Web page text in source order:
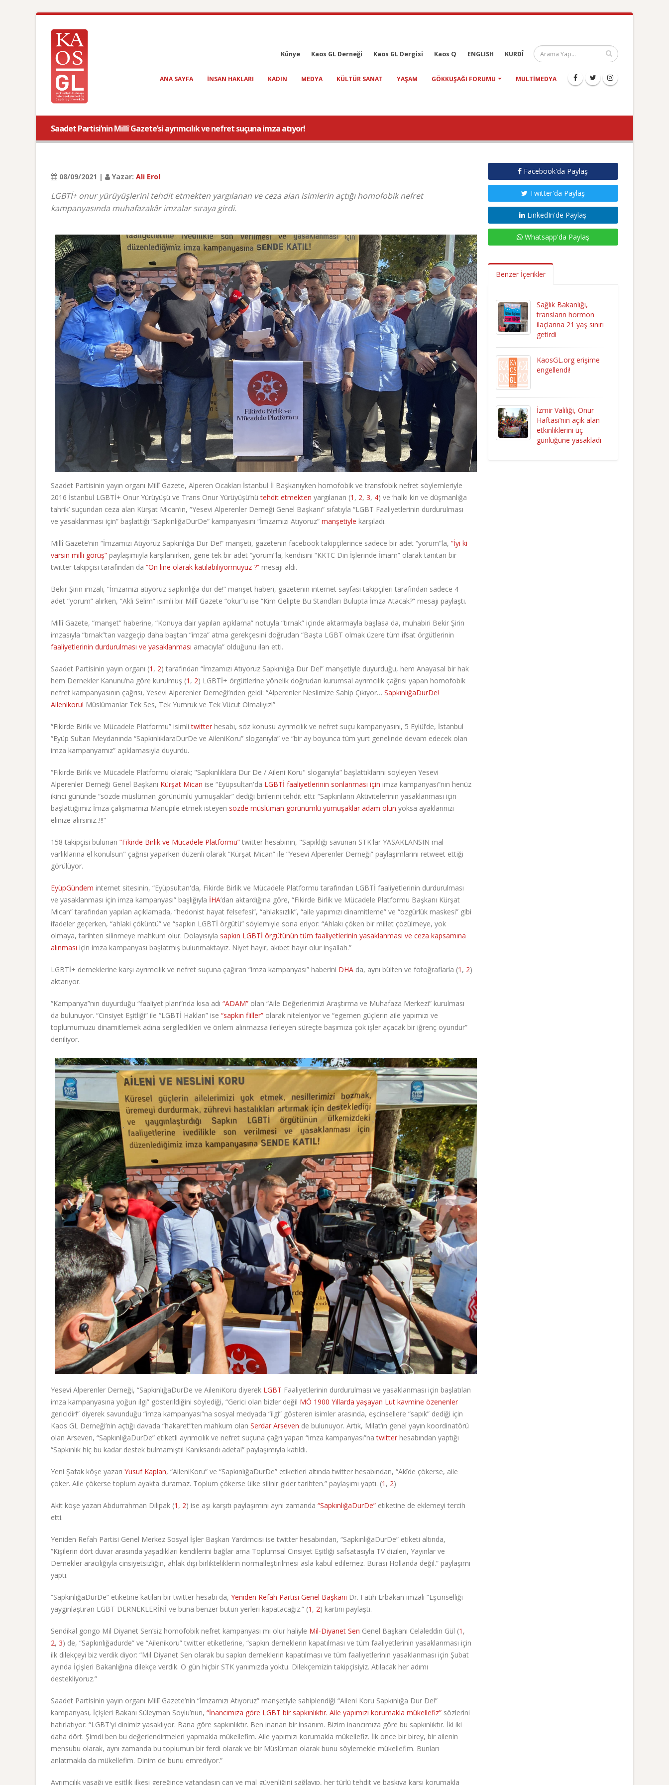
Künye Kaos GL Derneği Kaos GL Dergisi Kaos Q ENGLISH KURDÎ
ANA SAYFA INSAN HAKLARI KADIN MEDYA KÜLTÜR SANAT YAŞAM GÖKKUŞAĞI FORUMU MULTIMEDYA
Saadet Partisi’nin Millî Gazete’si ayrımcılık ve nefret suçuna imza atıyor!
08/09/2021 | Yazar: Ali Erol
LGBTİ+ onur yürüyüşlerini tehdit etmekten yargılanan ve ceza alan isimlerin açtığı homofobik nefret
kampanyasında muhafazakâr imzalar sıraya girdi.
Saadet Partisinin yayın organı Millî Gazete, Alperen Ocakları İstanbul İl Başkanıyken homofobik ve transfobik nefret söylemleriyle
2016 İstanbul LGBTİ+ Onur Yürüyüşü ve Trans Onur Yürüyüşü’nütehdit etmekten yargılanan (1 , 2, 3, 4) ve ‘halkı kin ve düşmanlığa
tahrik’ suçundan ceza alan Kürşat Mican’ın, “Yesevi Alperenler Derneği Genel Başkanı” sıfatıyla “LGBT Faaliyetlerinin durdurulması
ve yasaklanması için” başlattığı “SapkınlığaDurDe” kampanyasını “İmzamızı Atıyoruz” manşetiyle karşıladı.
Millî Gazete’nin “İmzamızı Atıyoruz Sapkınlığa Dur De!” manşeti, gazetenin facebook takipçilerince sadece bir adet “yorum”la, “İyi ki
varsın milli görüş” paylaşımıyla karşılanırken, gene tek bir adet “yorum”la, kendisini “KKTC Din İşlerinde İmam” olarak tanıtan bir
twitter takipçisi tarafından da “On line olarak katılabiliyormuyuz ?” mesajı aldı.
Bekir Şirin imzalı, “İmzamızı atıyoruz sapkınlığa dur de!” manşet haberi, gazetenin internet sayfası takipçileri tarafından sadece 4
adet “yorum” alırken, “Akli Selim” isimli bir Millî Gazete “okur”u ise “Kim Gelipte Bu Standları Bulupta İmza Atacak?” mesajı paylaştı.
Millî Gazete, “manşet” haberine, “Konuya dair yapılan açıklama” notuyla “tırnak” içinde aktarmayla başlasa da, muhabiri Bekir Şirin
imzasıyla “tırnak”tan vazgeçip daha baştan “imza” atma gerekçesini doğrudan “Başta LGBT olmak üzere tüm ifsat örgütlerinin
faaliyetlerinin durdurulması ve yasaklanması amacıyla” olduğunu ilan etti.
Saadet Partisinin yayın organı (1 , 2) tarafından “İmzamızı Atıyoruz Sapkınlığa Dur De!” manşetiyle duyurduğu, hem Anayasal bir hak
hem Dernekler Kanunu’na göre kurulmuş (1 , 2) LGBTİ+ örgütlerine yönelik doğrudan kurumsal ayrımcılık çağrısı yapan homofobik
nefret kampanyasının çağrısı, Yesevi Alperenler Derneği’nden geldi: “Alperenler Neslimize Sahip Çıkıyor… SapkınlığaDurDe!
Ailenikoru! Müslümanlar Tek Ses, Tek Yumruk ve Tek Vücut Olmalıyız!”
“Fikirde Birlik ve Mücadele Platformu” isimlitwitter hesabı, söz konusu ayrımcılık ve nefret suçu kampanyasını, 5 Eylül’de, İstanbul
“Eyüp Sultan Meydanında “SapkınlıklaraDurDe ve AileniKoru” sloganıyla” ve “bir ay boyunca tüm yurt genelinde devam edecek olan
imza kampanyamız” açıklamasıyla duyurdu.
“Fikirde Birlik ve Mücadele Platformu olarak; "Sapkınlıklara Dur De / Aileni Koru" sloganıyla” başlattıklarını söyleyen Yesevi
Alperenler Derneği Genel Başkanı Kürşat Mican ise “Eyüpsultan'da LGBTİ faaliyetlerinin sonlanması için imza kampanyası”nın henüz
ikinci gününde “sözde müslüman görünümlü yumuşaklar” dediği birilerini tehdit etti: “Sapkınların Aktivitelerinin yasaklanması için
başlattığımız İmza çalışmamızı Manüpile etmek isteyen sözde müslüman görünümlü yumuşaklar adam olun yoksa ayaklarınızı
elinize alırsınız..!!!”
158 takipçisi bulunan “Fikirde Birlik ve Mücadele Platformu” twitter hesabının, "Sapıklığı savunan STK'lar YASAKLANSIN mal
varlıklarına el konulsun" çağrısı yaparken düzenli olarak “Kürşat Mican” ile “Yesevi Alperenler Derneği” paylaşımlarını retweet ettiği
görülüyor.
EyüpGündem internet sitesinin, “Eyüpsultan'da, Fikirde Birlik ve Mücadele Platformu tarafından LGBTİ faaliyetlerinin durdurulması
ve yasaklanması için imza kampanyası” başlığıyla İHA’dan aktardığına göre, “Fikirde Birlik ve Mücadele Platformu Başkanı Kürşat
Mican” tarafından yapılan açıklamada, “hedonist hayat felsefesi”, “ahlaksızlık”, “aile yapımızı dinamitleme” ve “özgürlük maskesi” gibi
ifadeler geçerken, “ahlaki çöküntü” ve “sapkın LGBTİ örgütü” söylemiyle sona eriyor: “Ahlakı çöken bir millet çözülmeye, yok
olmaya, tarihten silinmeye mahkum olur. Dolayısıyla sapkın LGBTİ örgütünün tüm faaliyetlerinin yasaklanması ve ceza kapsamına
alınması için imza kampanyası başlatmış bulunmaktayız. Niyet hayır, akıbet hayır olur inşallah.”
LGBTİ+ derneklerine karşı ayrımcılık ve nefret suçuna çağıran “imza kampanyası” haberini DHA da, aynı bülten ve fotoğraflarla (1 , 2)
aktarıyor.
“Kampanya”nın duyurduğu “faaliyet planı”nda kısa adı “ADAM” olan “Aile Değerlerimizi Araştırma ve Muhafaza Merkezi” kurulması
da bulunuyor. “Cinsiyet Eşitliği” ile “LGBTİ Hakları” ise “sapkın fiiller” olarak niteleniyor ve “egemen güçlerin aile yapımızı ve
toplumumuzu dinamitlemek adına sergiledikleri ve önlem alınmazsa ilerleyen süreçte başımıza çok işler açacak bir iğrenç oyundur”
deniliyor.
Yesevi Alperenler Derneği, “SapkınlığaDurDe ve AileniKoru diyerek LGBT Faaliyetlerinin durdurulması ve yasaklanması için başlatılan
imza kampanyasına yoğun ilgi” gösterildiğini söylediği, “Gerici olan bizler değil MÖ 1900 Yıllarda yaşayan Lut kavmine özenenler
gericidir!” diyerek savunduğu “imza kampanyası”na sosyal medyada “ilgi” gösteren isimler arasında, eşcinsellere “sapık” dediği için
Kaos GL Derneği’nin açtığı davada “hakaret”ten mahkum olan Serdar Arseven de bulunuyor. Artık, Milat’ın genel yayın koordinatörü
olan Arseven, “SapkınlığaDurDe” etiketli ayrımcılık ve nefret suçuna çağrı yapan “imza kampanyası”natwitter hesabından yaptığı
“Sapkınlık hiç bu kadar destek bulmamıştı! Kanıksandı adeta!” paylaşımıyla katıldı.
Yeni Şafak köşe yazarı Yusuf Kaplan, “AileniKoru” ve “SapkınlığaDurDe” etiketleri altında twitter hesabından, “Akîde çökerse, aile
çöker. Aile çökerse toplum ayakta duramaz. Toplum çökerse ülke silinir gider tarihten.” paylaşımı yaptı. (1 , 2)
Akit köşe yazarı Abdurrahman Dilipak (1 , 2) ise aşı karşıtı paylaşımını aynı zamanda “SapkınlığaDurDe” etiketine de eklemeyi tercih
etti.
Yeniden Refah Partisi Genel Merkez Sosyal İşler Başkan Yardımcısı ise twitter hesabından, “SapkınlığaDurDe” etiketi altında,
“Kişilerin dört duvar arasında yaşadıkları kendilerini bağlar ama Toplumsal Cinsiyet Eşitliği safsatasıyla TV dizileri, Yayınlar ve
Dernekler aracılığıyla cinsiyetsizliğin, ahlak dışı birlikteliklerin normalleştirilmesi asla kabul edilemez. Burası Hollanda değil.” paylaşımı
yaptı.
“SapkınlığaDurDe” etiketine katılan bir twitter hesabı da, Yeniden Refah Partisi Genel Başkanı Dr. Fatih Erbakan imzalı “Eşcinselliği
yaygınlaştıran LGBT DERNEKLERİNİ ve buna benzer bütün yerleri kapatacağız.” (1 , 2) kartını paylaştı.
Sendikal gongo Mil Diyanet Sen’siz homofobik nefret kampanyası mı olur haliyle Mil-Diyanet Sen Genel Başkanı Celaleddin Gül (1 ,
2, 3) de, “Sapkınlığadurde” ve “Ailenikoru” twitter etiketlerine, “sapkın derneklerin kapatılması ve tüm faaliyetlerinin yasaklanması için
ilk dilekçeyi biz verdik diyor: “Mil Diyanet Sen olarak bu sapkın derneklerin kapatılması ve tüm faaliyetlerinin yasaklanması için Şubat
ayında İçişleri Bakanlığına dilekçe verdik. O gün hiçbir STK yanımızda yoktu. Dilekçemizin takipçisiyiz. Atılacak her adımı
destekliyoruz.”
Saadet Partisinin yayın organı Millî Gazete’nin “İmzamızı Atıyoruz” manşetiyle sahiplendiği “Aileni Koru Sapkınlığa Dur De!”
kampanyası, İçişleri Bakanı Süleyman Soylu’nun, “İnancımıza göre LGBT bir sapkınlıktır. Aile yapımızı korumakla mükellefiz” sözlerini
hatırlatıyor: “LGBT'yi dinimiz yasaklıyor. Bana göre sapkınlıktır. Ben inanan bir insanım. Bizim inancımıza göre bu sapkınlıktır. İki iki
daha dört. Şimdi ben bu değerlendirmeleri yapmakla mükellefim. Aile yapımızı korumakla mükellefiz. İlk önce bir birey, bir ailenin
mensubu olarak, aynı zamanda bu toplumun bir ferdi olarak ve bir Müslüman olarak bunu söylemekle mükellefim. Bunları
anlatmakla da mükellefim. Dinim de bunu emrediyor.”
Ayrımcılık yasağı ve eşitlik ilkesi gereğince vatandaşın can ve mal güvenliğini sağlayıp, her türlü tehdit ve baskıya karşı korumakla
Facebook'da Paylaş
Twitter'da Paylaş
LinkedIn'de Paylaş
Whatsapp'da Paylaş
Benzer İçerikler
Sağlık Bakanlığı,
transların hormon
ilaçlarına 21 yaş sınırı
getirdi
KaosGL.org erişime
engellendi!
İzmir Valiliği, Onur
Haftası’nın açık alan
etkinliklerini üç
günlüğüne yasakladı